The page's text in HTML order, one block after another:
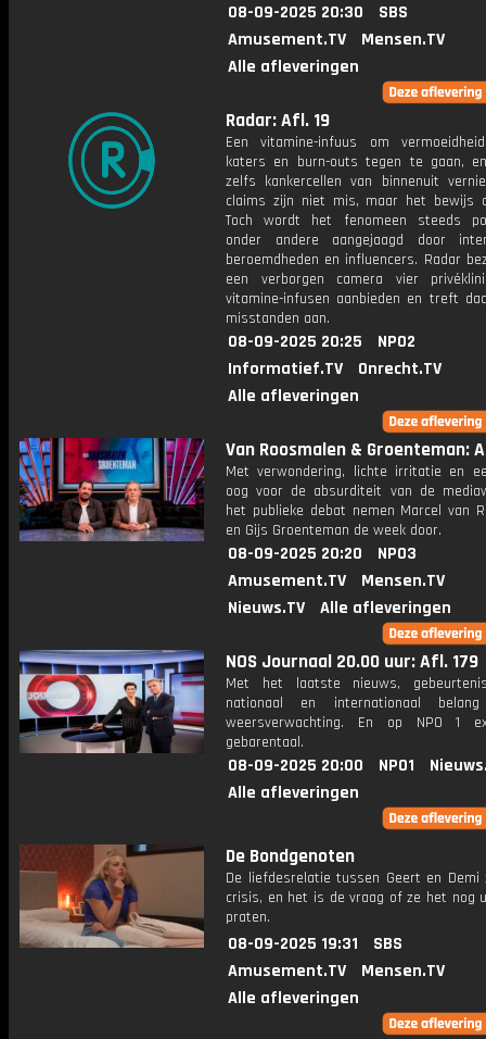
08-09-2025 20:30
SBS
Amusement.TV
Mensen.TV
Alle afleveringen
Radar: Afl. 19
Een vitamine-infuus om
katers en burn-outs tegen te gaan,
zelfs kankercellen van binnenuit
claims zijn niet mis, maar het bewijs
Toch wordt het fenomeen steeds
onder andere aangejaagd door
beroemdheden en influencers. Radar
een verborgen camera vier
vitamine-infusen aanbieden en treft
misstanden aan.
08-09-2025 20:25
NPO2
Informatief.TV
Onrecht.TV
Alle afleveringen
Van Roosmalen & Groenteman:
Met verwondering, lichte irritatie en
oog voor de absurditeit van de
het publieke debat nemen Marcel van
en Gijs Groenteman de week door.
08-09-2025 20:20
NPO3
Amusement.TV
Mensen.TV
Nieuws.TV
Alle afleveringen
NOS Journaal 20.00 uur: Afl. 179
Met het laatste nieuws,
nationaal en internationaal
weersverwachting. En op NPO 1
gebarentaal.
08-09-2025 20:00 NPO1
Alle afleveringen
De Bondgenoten
De liefdesrelatie tussen Geert en
crisis, en het is de vraag of ze het nog
praten.
08-09-2025 19:31
SBS
Amusement.TV
Mensen.TV
Alle afleveringen